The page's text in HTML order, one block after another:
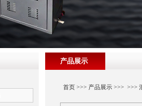
产品展示
首页>>> 产品展示>>> >>>